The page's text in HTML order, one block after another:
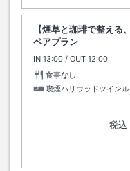
【煙草と珈琲で整え
ペアプラン
IN チェックイン
13:00 / OUT チェックア
12:00
食事なし
喫煙ハリウッドツイン
税込